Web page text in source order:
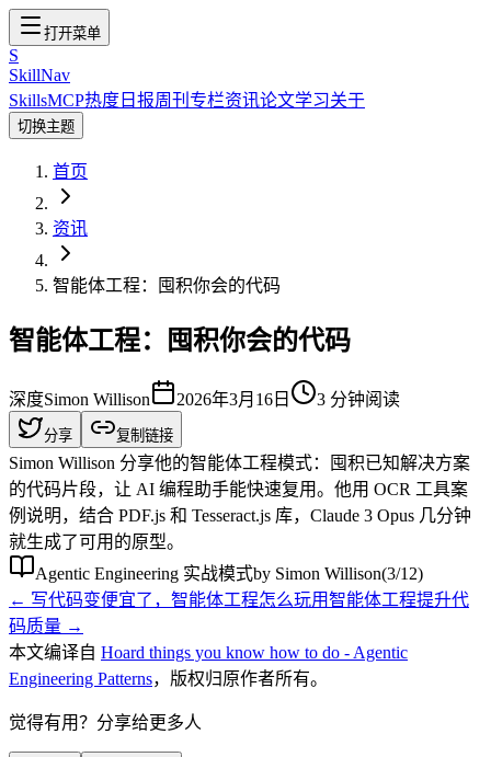
打开菜单
S
SkillNav
SkillsMCP热度 日报周刊 专栏资讯论文学习关于
切换主题
首页
资讯
智能体工程：囤积你会的代码
智能体工程：囤积你会的代码
深度Simon Willison 2026年3月16日 3 分钟阅读
分享 复制链接
Simon Willison 分享他的智能体工程模式：囤积已知解决方案
的代码片段，让 AI 编程助手能快速复用。他用 OCR 工具案
例说明，结合 PDF.js 和 Tesseract.js 库，Claude 3 Opus 几分钟
就生成了可用的原型。
Agentic Engineering 实战模式by Simon Willison(3/12)
← 写代码变便宜了，智能体工程怎么玩用智能体工程提升代
码质量 →
本文编译自 Hoard things you know how to do - Agentic
Engineering Patterns，版权归原作者所有。
觉得有用？分享给更多人